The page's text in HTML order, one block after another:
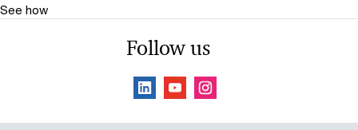
See how
Follow us